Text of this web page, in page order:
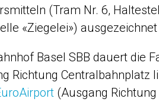
(Tram Nr. 6,
«Ziegelei»)
Basel SBB dauert die
Richtung Centralbahnplatz
(Ausgang